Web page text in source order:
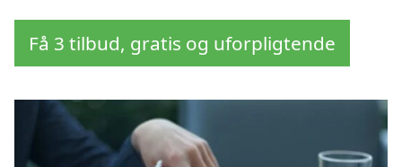
Få 3 tilbud, gratis og uforpligtende